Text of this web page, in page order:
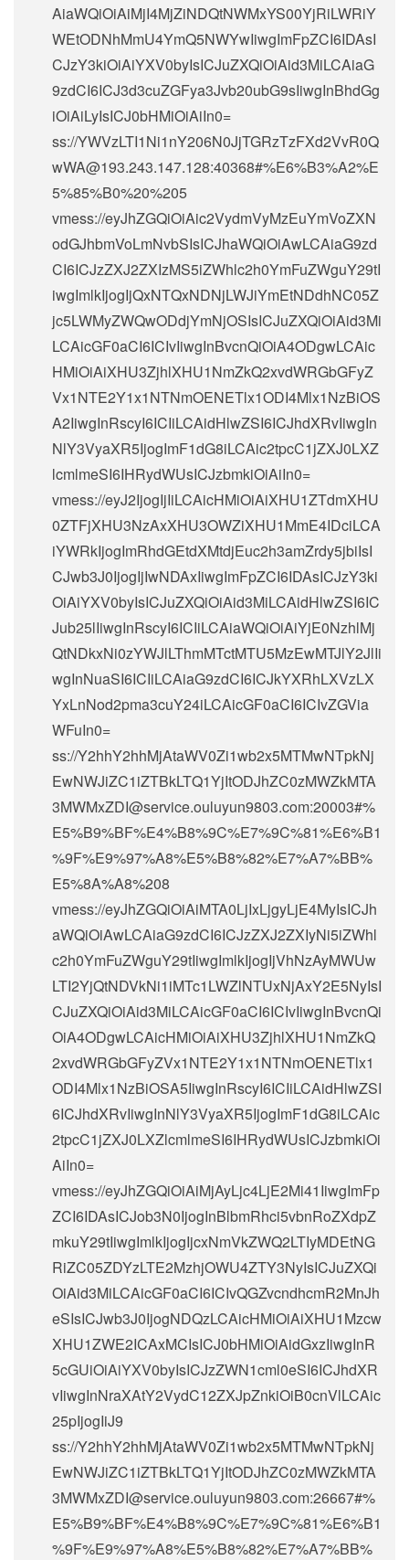
AiaWQiOiAiMjI4MjZiNDQtNWMxYS00YjRiLWRiY
WEtODNhMmU4YmQ5NWYwIiwgImFpZCI6IDAsI
CJzY3kiOiAiYXV0byIsICJuZXQiOiAid3MiLCAiaG
9zdCI6ICJ3d3cuZGFya3Jvb20ubG9sIiwgInBhdGg
iOiAiLyIsICJ0bHMiOiAiIn0=
ss://YWVzLTI1Ni1nY206N0JjTGRzTzFXd2VvR0Q
wWA@193.243.147.128:40368#%E6%B3%A2%E
5%85%B0%20%205
vmess://eyJhZGQiOiAic2VydmVyMzEuYmVoZXN
odGJhbmVoLmNvbSIsICJhaWQiOiAwLCAiaG9zd
CI6ICJzZXJ2ZXIzMS5iZWhlc2h0YmFuZWguY29tI
iwgImlkIjogIjQxNTQxNDNjLWJiYmEtNDdhNC05Z
jc5LWMyZWQwODdjYmNjOSIsICJuZXQiOiAid3Mi
LCAicGF0aCI6ICIvIiwgInBvcnQiOiA4ODgwLCAic
HMiOiAiXHU3ZjhlXHU1NmZkQ2xvdWRGbGFyZ
Vx1NTE2Y1x1NTNmOENETlx1ODI4Mlx1NzBiOS
A2IiwgInRscyI6ICIiLCAidHlwZSI6ICJhdXRvIiwgIn
NlY3VyaXR5IjogImF1dG8iLCAic2tpcC1jZXJ0LXZ
lcmlmeSI6IHRydWUsICJzbmkiOiAiIn0=
vmess://eyJ2IjogIjIiLCAicHMiOiAiXHU1ZTdmXHU
0ZTFjXHU3NzAxXHU3OWZiXHU1MmE4IDciLCA
iYWRkIjogImRhdGEtdXMtdjEuc2h3amZrdy5jbiIsI
CJwb3J0IjogIjIwNDAxIiwgImFpZCI6IDAsICJzY3ki
OiAiYXV0byIsICJuZXQiOiAid3MiLCAidHlwZSI6IC
Jub25lIiwgInRscyI6ICIiLCAiaWQiOiAiYjE0NzhlMj
QtNDkxNi0zYWJlLThmMTctMTU5MzEwMTJlY2JlIi
wgInNuaSI6ICIiLCAiaG9zdCI6ICJkYXRhLXVzLX
YxLnNod2pma3cuY24iLCAicGF0aCI6ICIvZGVia
WFuIn0=
ss://Y2hhY2hhMjAtaWV0Zi1wb2x5MTMwNTpkNj
EwNWJiZC1iZTBkLTQ1YjItODJhZC0zMWZkMTA
3MWMxZDI@service.ouluyun9803.com:20003#%
E5%B9%BF%E4%B8%9C%E7%9C%81%E6%B1
%9F%E9%97%A8%E5%B8%82%E7%A7%BB%
E5%8A%A8%208
vmess://eyJhZGQiOiAiMTA0LjIxLjgyLjE4MyIsICJh
aWQiOiAwLCAiaG9zdCI6ICJzZXJ2ZXIyNi5iZWhl
c2h0YmFuZWguY29tIiwgImlkIjogIjVhNzAyMWUw
LTI2YjQtNDVkNi1iMTc1LWZlNTUxNjAxY2E5NyIsI
CJuZXQiOiAid3MiLCAicGF0aCI6ICIvIiwgInBvcnQi
OiA4ODgwLCAicHMiOiAiXHU3ZjhlXHU1NmZkQ
2xvdWRGbGFyZVx1NTE2Y1x1NTNmOENETlx1
ODI4Mlx1NzBiOSA5IiwgInRscyI6ICIiLCAidHlwZSI
6ICJhdXRvIiwgInNlY3VyaXR5IjogImF1dG8iLCAic
2tpcC1jZXJ0LXZlcmlmeSI6IHRydWUsICJzbmkiOi
AiIn0=
vmess://eyJhZGQiOiAiMjAyLjc4LjE2Mi41IiwgImFp
ZCI6IDAsICJob3N0IjogInBlbmRhci5vbnRoZXdpZ
mkuY29tIiwgImlkIjogIjcxNmVkZWQ2LTIyMDEtNG
RiZC05ZDYzLTE2MzhjOWU4ZTY3NyIsICJuZXQi
OiAid3MiLCAicGF0aCI6ICIvQGZvcndhcmR2MnJh
eSIsICJwb3J0IjogNDQzLCAicHMiOiAiXHU1Mzcw
XHU1ZWE2ICAxMCIsICJ0bHMiOiAidGxzIiwgInR
5cGUiOiAiYXV0byIsICJzZWN1cml0eSI6ICJhdXR
vIiwgInNraXAtY2VydC12ZXJpZnkiOiB0cnVlLCAic
25pIjogIiJ9
ss://Y2hhY2hhMjAtaWV0Zi1wb2x5MTMwNTpkNj
EwNWJiZC1iZTBkLTQ1YjItODJhZC0zMWZkMTA
3MWMxZDI@service.ouluyun9803.com:26667#%
E5%B9%BF%E4%B8%9C%E7%9C%81%E6%B1
%9F%E9%97%A8%E5%B8%82%E7%A7%BB%